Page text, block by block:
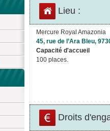
Lieu :
Mercure Royal Amazonia
45, rue de l’Ara Bleu,
Capacité d'accueil
100 places.
Droits